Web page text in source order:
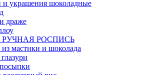
украшения шоколадные
драже
РУЧНАЯ РОСПИСЬ
мастики и шоколада